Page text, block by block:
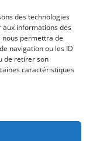
des technologies
aux informations des
nous permettra de
navigation ou les ID
de retirer son
caractéristiques
de
.
: